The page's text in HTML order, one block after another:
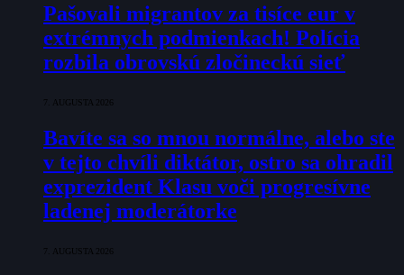
Pašovali migrantov za tisíce eur v
extrémnych podmienkach! Polícia
rozbila obrovskú zločineckú sieť
7. AUGUSTA 2026
Bavíte sa so mnou normálne, alebo ste
v tejto chvíli diktátor, ostro sa ohradil
exprezident Klasu voči progresívne
ladenej moderátorke
7. AUGUSTA 2026